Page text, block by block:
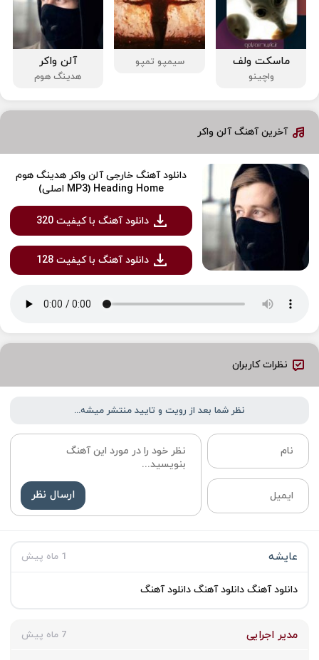
ماسکت ولف
واچینو
سیمپو تمپو آلن واکر
هدینگ هوم
آخرین آهنگ آلن واکر
دانلود آهنگ خارجی آلن واکر هدینگ هوم
Heading Home (MP3 اصلی)
دانلود آهنگ با کیفیت 320
دانلود آهنگ با کیفیت 128
نظرات کاربران
نظر شما بعد از رویت و تایید منتشر میشه...
ارسال نظر
عایشه 1 ماه پیش
دانلود آهنگ دانلود آهنگ دانلود آهنگ
مدیر اجرایی 7 ماه پیش